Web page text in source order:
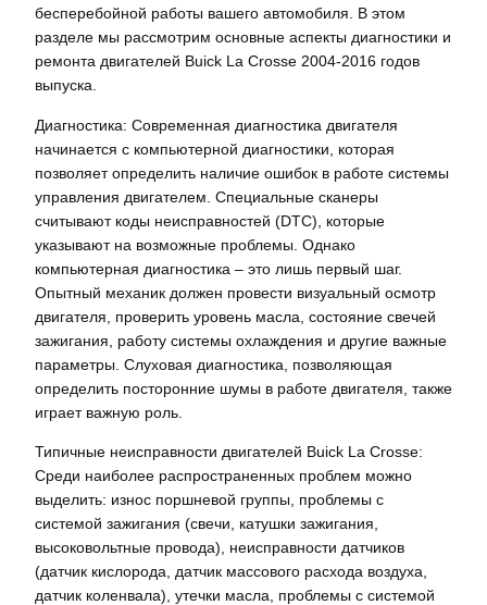
бесперебойной работы вашего автомобиля. В этом
разделе мы рассмотрим основные аспекты диагностики и
ремонта двигателей Buick La Crosse 2004-2016 годов
выпуска.
Диагностика: Современная диагностика двигателя
начинается с компьютерной диагностики, которая
позволяет определить наличие ошибок в работе системы
управления двигателем. Специальные сканеры
считывают коды неисправностей (DTC), которые
указывают на возможные проблемы. Однако
компьютерная диагностика – это лишь первый шаг.
Опытный механик должен провести визуальный осмотр
двигателя, проверить уровень масла, состояние свечей
зажигания, работу системы охлаждения и другие важные
параметры. Слуховая диагностика, позволяющая
определить посторонние шумы в работе двигателя, также
играет важную роль.
Типичные неисправности двигателей Buick La Crosse:
Среди наиболее распространенных проблем можно
выделить: износ поршневой группы, проблемы с
системой зажигания (свечи, катушки зажигания,
высоковольтные провода), неисправности датчиков
(датчик кислорода, датчик массового расхода воздуха,
датчик коленвала), утечки масла, проблемы с системой